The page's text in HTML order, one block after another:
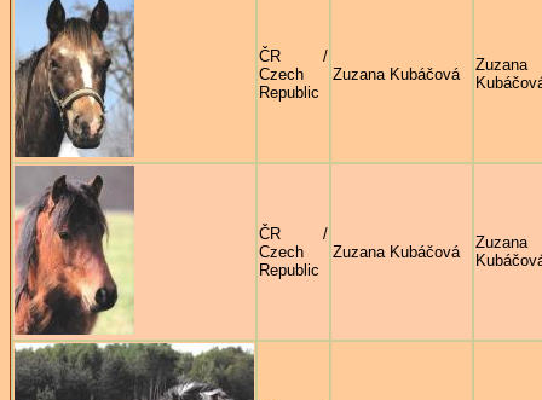
ČR /
Czech
Republic
Zuzana Kubáčová
Zuzana
ČR /
Czech
Republic
Zuzana Kubáčová
Zuzana